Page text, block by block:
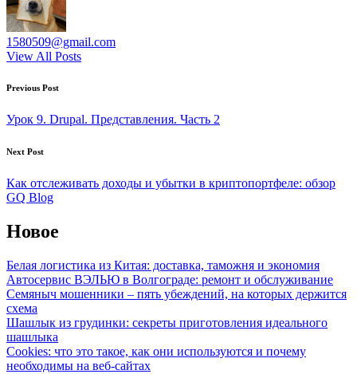
1580509@gmail.com
View All Posts
Post
navigation
Previous Post
Урок 9. Drupal. Представления. Часть 2
Next Post
Как отслеживать доходы и убытки в криптопортфеле: обзор
GQ Blog
Новое
Белая логистика из Китая: доставка, таможня и экономия
Автосервис ВЭЛЬЮ в Волгограде: ремонт и обслуживание
Семяныч мошенники – пять убеждений, на которых держится
схема
Шашлык из грудинки: секреты приготовления идеального
шашлыка
Cookies: что это такое, как они используются и почему
необходимы на веб-сайтах